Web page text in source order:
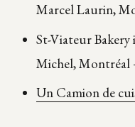
Marcel Laurin,
St-Viateur Bakery
Michel, Montréal
Un Camion de